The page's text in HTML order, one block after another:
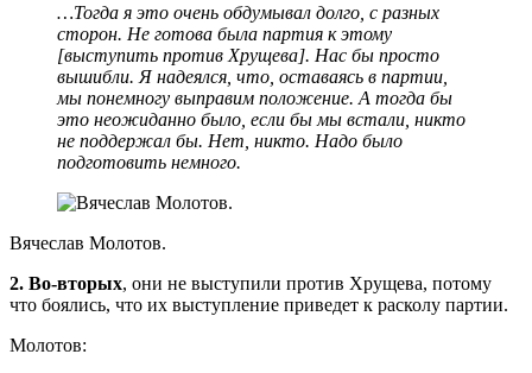
…Тогда я это очень обдумывал долго, с разных
сторон. Не готова была партия к этому
[выступить против Хрущева]. Нас бы просто
вышибли. Я надеялся, что, оставаясь в партии,
мы понемногу выправим положение. А тогда бы
это неожиданно было, если бы мы встали, никто
не поддержал бы. Нет, никто. Надо было
подготовить немного.
Вячеслав Молотов.
2. Во-вторых, они не выступили против Хрущева, потому
что боялись, что их выступление приведет к расколу партии.
Молотов: